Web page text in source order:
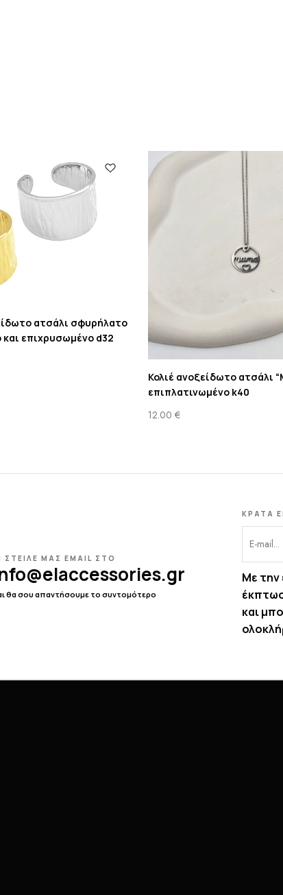
ατσάλι σφυρήλατο
επιχρυσωμένο d32
Κολιέ ανοξείδωτο ατσάλι
επιπλατινωμένο k40
12.00 €
ΣΤΕΙΛΕ ΜΑΣ EMAIL ΣΤΟ
θα σου απαντήσουμε το συντομότερο
ΚΡΑΤΑ
Με την
και